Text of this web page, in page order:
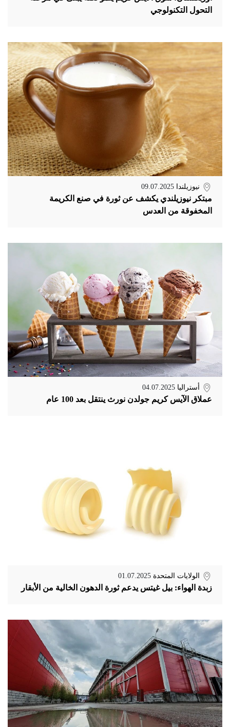
التحول التكنولوجي
نيوزيلندا 09.07.2025
مبتكر نيوزيلندي يكشف عن ثورة في صنع الكريمة
المخفوقة من العدس
أستراليا 04.07.2025
عملاق الآيس كريم جولدن نورث ينتقل بعد 100 عام
الولايات المتحدة 01.07.2025
زبدة الهواء: بيل غيتس يدعم ثورة الدهون الخالية من الأبقار